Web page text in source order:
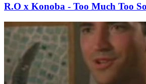
R.O x Konoba - Too Much Too